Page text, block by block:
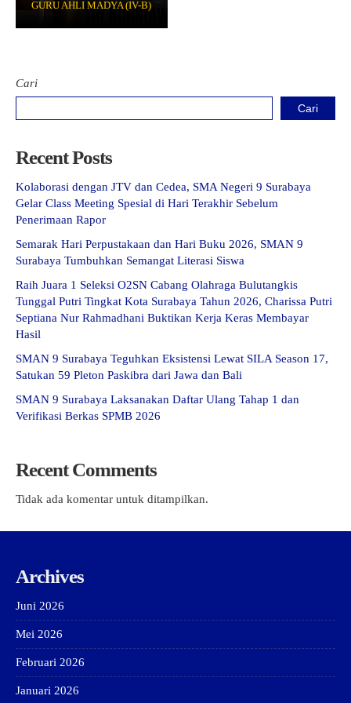
GURU AHLI MADYA (IV-B)
Cari
Cari
Recent Posts
Kolaborasi dengan JTV dan Cedea, SMA Negeri 9 Surabaya
Gelar Class Meeting Spesial di Hari Terakhir Sebelum
Penerimaan Rapor
Semarak Hari Perpustakaan dan Hari Buku 2026, SMAN 9
Surabaya Tumbuhkan Semangat Literasi Siswa
Raih Juara 1 Seleksi O2SN Cabang Olahraga Bulutangkis
Tunggal Putri Tingkat Kota Surabaya Tahun 2026, Charissa Putri
Septiana Nur Rahmadhani Buktikan Kerja Keras Membayar
Hasil
SMAN 9 Surabaya Teguhkan Eksistensi Lewat SILA Season 17,
Satukan 59 Pleton Paskibra dari Jawa dan Bali
SMAN 9 Surabaya Laksanakan Daftar Ulang Tahap 1 dan
Verifikasi Berkas SPMB 2026
Recent Comments
Tidak ada komentar untuk ditampilkan.
Archives
Juni 2026
Mei 2026
Februari 2026
Januari 2026